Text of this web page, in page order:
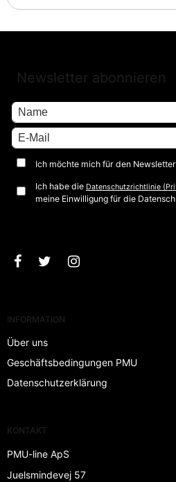
Newsletter abonnieren
Ich möchte mich für den
Ich habe die Datenschutzrichtlinie
meine Einwilligung für die
INFORMATION
Über uns
Geschäftsbedingungen PMU
Datenschutzerklärung
KONTAKT
PMU-line ApS
Juelsmindevej 57